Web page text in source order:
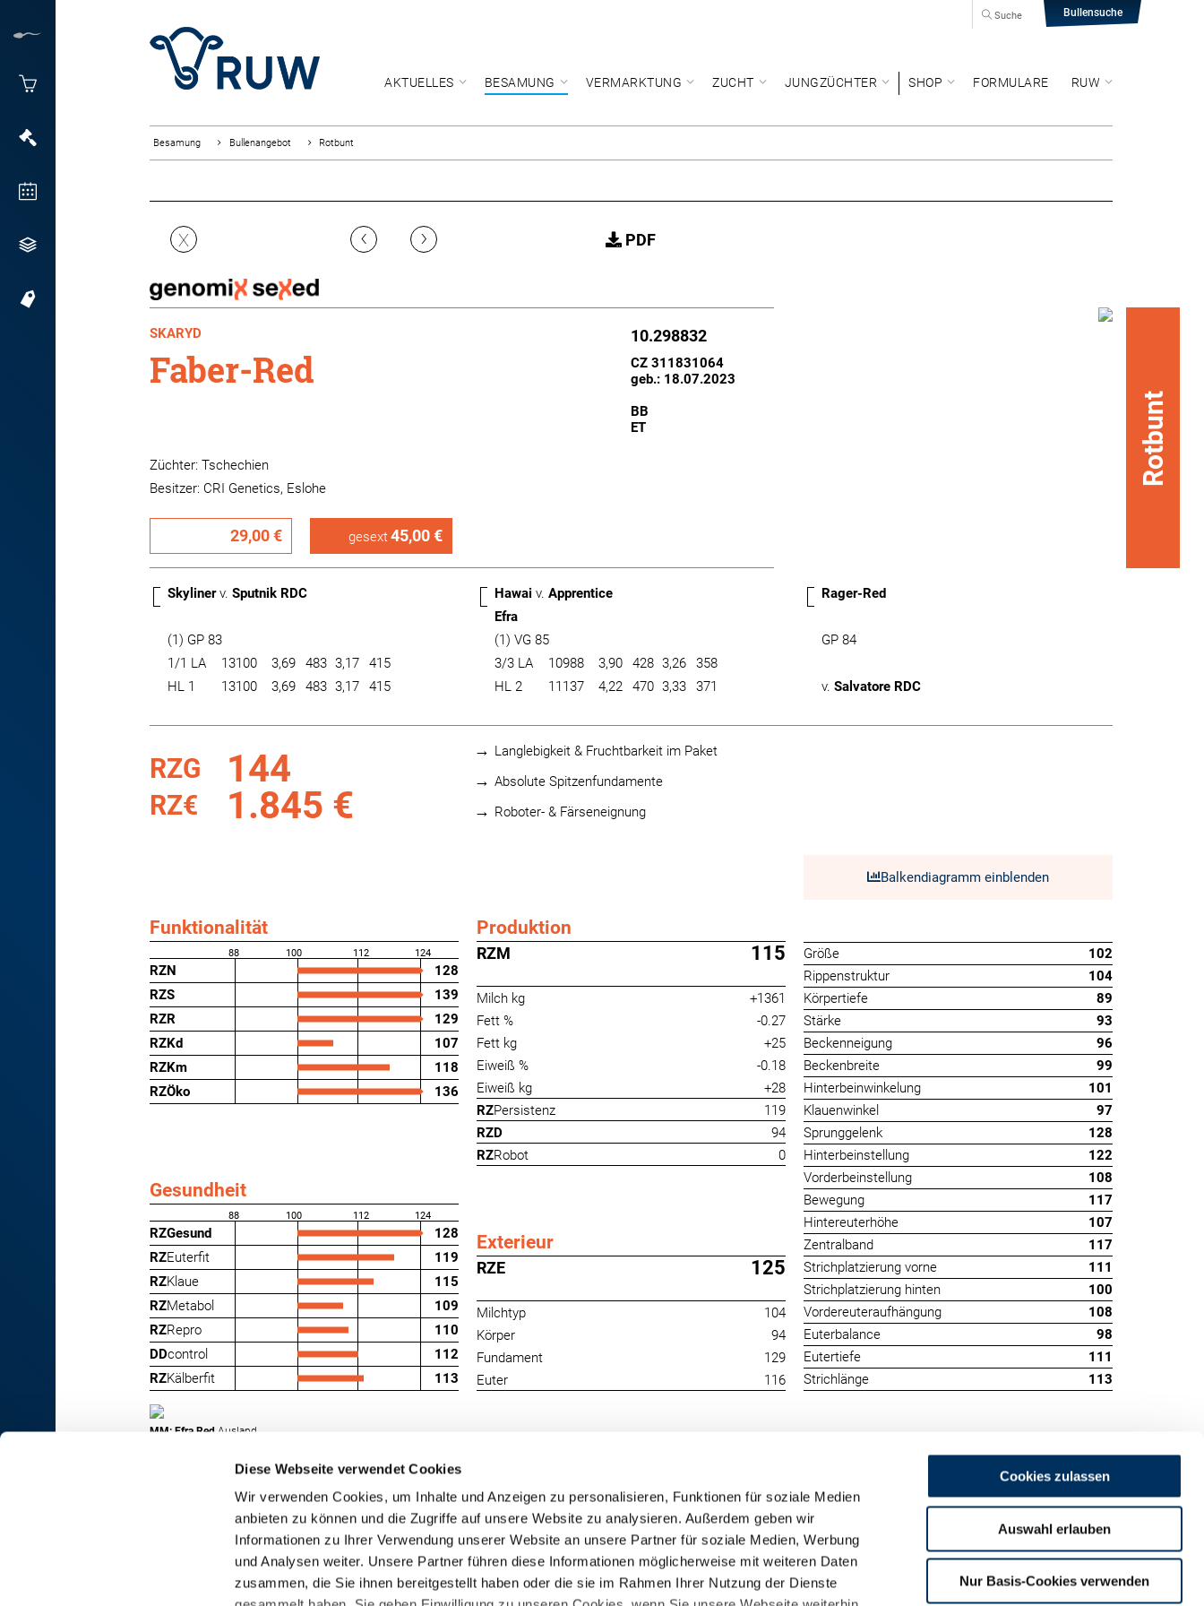
Diese Webseite verwendet Cookies
Wir verwenden Cookies, um Inhalte und Anzeigen zu personalisieren, Funktionen für soziale Medien
anbieten zu können und die Zugriffe auf unsere Website zu analysieren. Außerdem geben wir
Informationen zu Ihrer Verwendung unserer Website an unsere Partner für soziale Medien, Werbung
und Analysen weiter. Unsere Partner führen diese Informationen möglicherweise mit weiteren Daten
zusammen, die Sie ihnen bereitgestellt haben oder die sie im Rahmen Ihrer Nutzung der Dienste
Cookies zulassen
Auswahl erlauben
Nur Basis-Cookies verwenden
Bullensuche
Suche
AKTUELLES BESAMUNG VERMARKTUNG ZUCHT JUNGZÜCHTER SHOP FORMULARE RUW
Besamung Bullenangebot Rotbunt
X ‹ › PDF
SKARYD
Faber-Red
10.298832
CZ 311831064
geb.: 18.07.2023
BB
ET
Züchter: Tschechien
Besitzer: CRI Genetics, Eslohe
29,00 € gesext45,00 €
Rotbunt
Skylinerv. Sputnik RDC
(1) GP 83
1/1 LA
13100 3,69 483 3,17
415
HL 1
13100 3,69 483 3,17 415
Hawai v. Apprentice
Efra
(1) VG 85
3/3 LA
10988 3,90 428 3,26
358
HL 2
11137 4,22 470 3,33 371
Rager-Red
GP 84
v. Salvatore RDC
RZG 144
RZ€ 1.845 €
Langlebigkeit & Fruchtbarkeit im Paket
Absolute Spitzenfundamente
Roboter- & Färseneignung
Balkendiagramm einblenden
Funktionalität
88 100 112 124
RZN
128
RZS
139
RZR
129
RZKd
107
RZKm
118
RZÖko
136
Gesundheit
88 100 112 124
RZGesund
128
RZEuterfit
119
RZKlaue
115
RZMetabol
109
RZRepro
110
DDcontrol
112
RZKälberfit 113
Produktion
RZM 115
Milch kg
+1361
Fett %
-0.27
Fett kg
+25
Eiweiß %
-0.18
Eiweiß kg
+28
RZPersistenz
119
RZD
94
RZRobot 0
Exterieur
RZE 125
Milchtyp
104
Körper
94
Fundament
129
Euter
116
Größe
102
Rippenstruktur
104
Körpertiefe
89
Stärke
93
Beckenneigung
96
Beckenbreite
99
Hinterbeinwinkelung
101
Klauenwinkel
97
Sprunggelenk
128
Hinterbeinstellung
122
Vorderbeinstellung
108
Bewegung
117
Hintereuterhöhe
107
Zentralband
117
Strichplatzierung vorne
111
Strichplatzierung hinten
100
Vordereuteraufhängung
108
Euterbalance
98
Eutertiefe
111
Strichlänge
113
MM: Efra Red Ausland
RINDER-UNION WEST eG
RUW-Zentrale Münster
RUW-Regionalzentrum
Nordrhein
RUW-Regionalzentrum
Rheinland-Pfalz/Saarland